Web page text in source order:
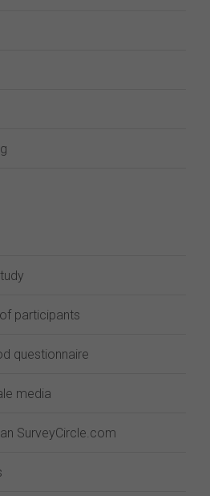
participants
questionnaire
media
SurveyCircle.com